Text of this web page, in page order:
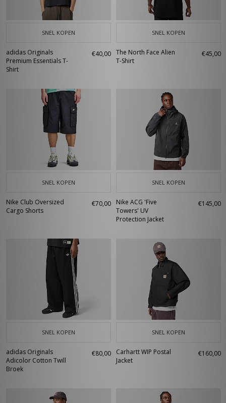
SNEL KOPEN
adidas Originals
Premium Essentials T-
Shirt
€40,00
SNEL KOPEN
The North Face Alien
T-Shirt
€45,00
SNEL KOPEN
Nike Club Oversized
Cargo Shorts
€70,00
SNEL KOPEN
Nike ACG 'Five
Towers' UV
Protection Jacket
€145,00
SNEL KOPEN
adidas Originals
Adicolor Cotton Twill
Broek
€80,00
SNEL KOPEN
Carhartt WIP Postal
Jacket
€160,00